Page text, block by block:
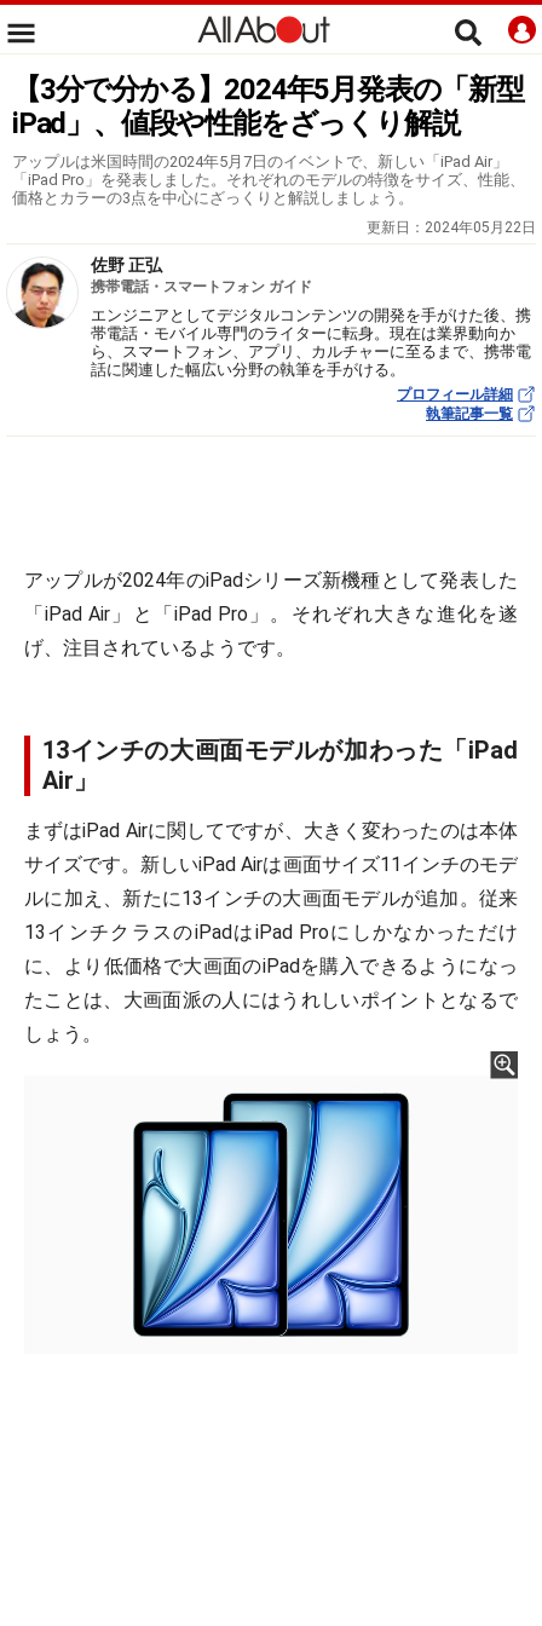
【3分で分かる】2024年5月発表の「新型
iPad」、値段や性能をざっくり解説
アップルは米国時間の2024年5月7日のイベントで、新しい「iPad Air」
「iPad Pro」を発表しました。それぞれのモデルの特徴をサイズ、性能、
価格とカラーの3点を中心にざっくりと解説しましょう。
更新日： 2024年05月22日
佐野 正弘
携帯電話・スマートフォン ガイド
エンジニアとしてデジタルコンテンツの開発を手がけた後、携
帯電話・モバイル専門のライターに転身。現在は業界動向か
ら、スマートフォン、アプリ、カルチャーに至るまで、携帯電
話に関連した幅広い分野の執筆を手がける。
プロフィール詳細
執筆記事一覧
アップルが2024年のiPadシリーズ新機種として発表した
「iPad Air」と「iPad Pro」。それぞれ大きな進化を遂
げ、注目されているようです。
13インチの大画面モデルが加わった「iPad
Air」
まずはiPad Airに関してですが、大きく変わったのは本体
サイズです。新しいiPad Airは画面サイズ11インチのモデ
ルに加え、新たに13インチの大画面モデルが追加。従来
13インチクラスのiPadはiPad Proにしかなかっただけ
に、より低価格で大画面のiPadを購入できるようになっ
たことは、大画面派の人にはうれしいポイントとなるで
しょう。